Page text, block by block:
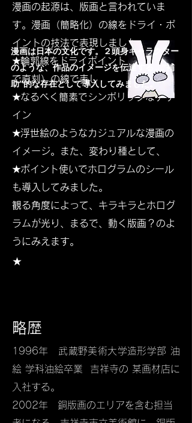
漫画の起源は、版画と言われていま
す。漫画（簡略化）の線をドライ・ポ
イントの技法で表現しました。​
★輪郭線をドライポイント（ニードル
で直刻）の線で表し
★なるべく簡素でシンボリックなデザ
イン
★浮世絵のようなカジュアルな漫画の
イメージ。
また、変わり種として、
★ポイント使いでホログラムのシール
も導入してみました。
観る角度によって、キラキラとホログ
ラムが光り、まるで、動く版画？のよ
うにみえます。
​★
略歴
1996年 武蔵野美術大学造形学部 油
絵 学科油絵卒業 吉祥寺の 某画材店に
入社する。
2002年 銅版画のエリアを含む担当
​漫画は日本の文化です。２頭身キャラクター
のような、作品のイメージを伝達する、″補
助″的な存在として導入してみました。